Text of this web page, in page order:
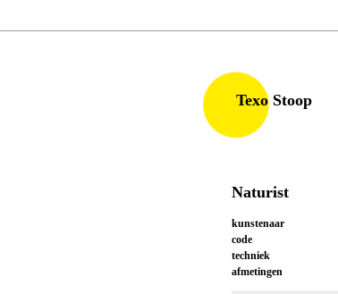
Texo Stoop
Naturist
kunstenaar
code
techniek
afmetingen